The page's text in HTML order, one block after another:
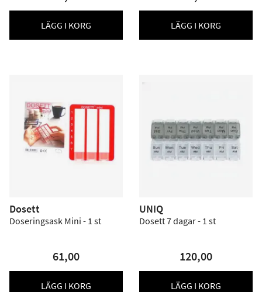
LÄGG I KORG LÄGG I KORG
Dosett
Doseringsask Mini - 1 st
61,00
LÄGG I KORG
UNIQ
Dosett 7 dagar - 1 st
120,00
LÄGG I KORG